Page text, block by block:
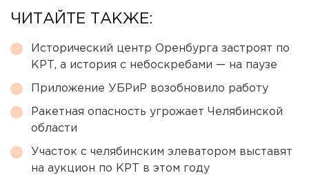
ЧИТАЙТЕ ТАКЖЕ:
Исторический центр Оренбурга застроят по
КРТ, а история с небоскребами — на паузе
Приложение УБРиР возобновило работу
Ракетная опасность угрожает Челябинской
области
Участок с челябинским элеватором выставят
на аукцион по КРТ в этом году